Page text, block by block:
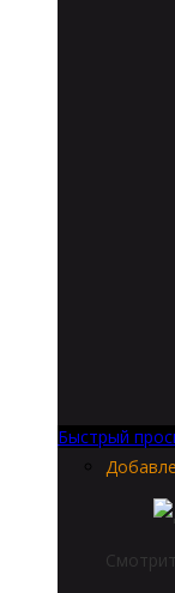
Быстрый